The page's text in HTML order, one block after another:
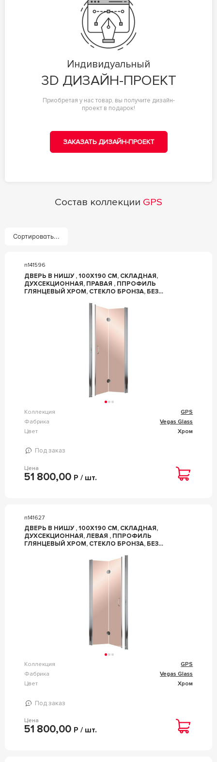
Индивидуальный
3D ДИЗАЙН-ПРОЕКТ
Приобретая у нас товар, вы получите дизайн-
проект в подарок!
ЗАКАЗАТЬ ДИЗАЙН-ПРОЕКТ
Состав коллекции GPS
Сортировать...
n141596
ДВЕРЬ В НИШУ , 100X190 СМ, СКЛАДНАЯ,
ДУХСЕКЦИОННАЯ, ПРАВАЯ , ППРОФИЛЬ
ГЛЯНЦЕВЫЙ ХРОМ, СТЕКЛО БРОНЗА, БЕЗ
Коллекция
GPS
Фабрика
Vegas Glass
Цвет
Хром
Под заказ
Цена
51 800,00 Р / шт.
n141627
ДВЕРЬ В НИШУ , 100X190 СМ, СКЛАДНАЯ,
ДУХСЕКЦИОННАЯ, ЛЕВАЯ , ППРОФИЛЬ
ГЛЯНЦЕВЫЙ ХРОМ, СТЕКЛО БРОНЗА, БЕЗ
Коллекция
GPS
Фабрика
Vegas Glass
Цвет
Хром
Под заказ
Цена
51 800,00 Р / шт.